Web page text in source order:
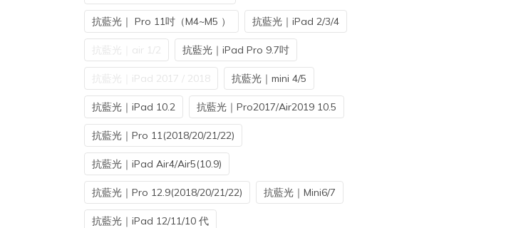
抗藍光｜ Pro 11吋（M4~M5 ） 抗藍光｜iPad 2/3/4
抗藍光｜air 1/2 抗藍光｜iPad Pro 9.7吋
抗藍光｜iPad 2017 / 2018 抗藍光｜mini 4/5
抗藍光｜iPad 10.2 抗藍光｜Pro2017/Air2019 10.5
抗藍光｜Pro 11(2018/20/21/22)
抗藍光｜iPad Air4/Air5(10.9)
抗藍光｜Pro 12.9(2018/20/21/22) 抗藍光｜Mini6/7
抗藍光｜iPad 12/11/10 代